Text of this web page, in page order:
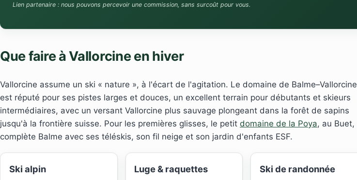
Lien partenaire : nous pouvons percevoir une commission, sans surcoût pour vous.
Que faire à Vallorcine en hiver
Vallorcine assume un ski « nature », à l'écart de l'agitation. Le domaine de Balme–Vallorcine
est réputé pour ses pistes larges et douces, un excellent terrain pour débutants et skieurs
intermédiaires, avec un versant Vallorcine plus sauvage plongeant dans la forêt de sapins
jusqu'à la frontière suisse. Pour les premières glisses, le petit domaine de la Poya, au Buet,
complète Balme avec ses téléskis, son fil neige et son jardin d'enfants ESF.
Ski alpin Luge & raquettes Ski de randonnée